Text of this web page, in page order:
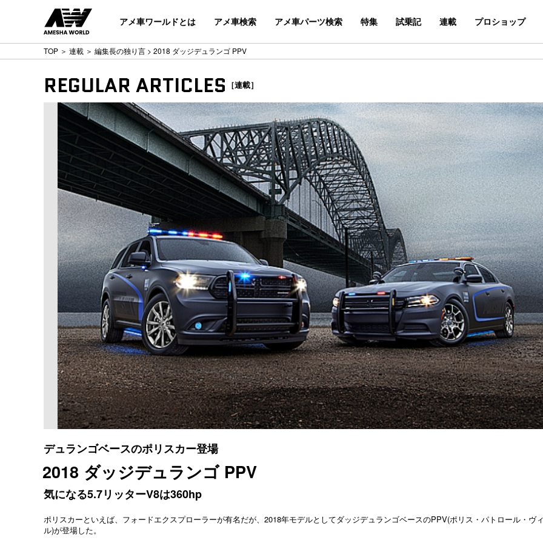
アメ車ワールドとは アメ車検索 アメ車パーツ検索 特集 試乗記 連載 プロショップ
TOP ＞ 連載 ＞ 編集長の独り言 > 2018 ダッジデュランゴ PPV
REGULAR ARTICLES ［連載］
デュランゴベースのポリスカー登場
2018 ダッジデュランゴ PPV
気になる5.7リッターV8は360hp
ポリスカーといえば、フォードエクスプローラーが有名だが、2018年モデルとしてダッジデュランゴベースのPPV(ポリス・パトロール・ヴ
ル)が登場した。